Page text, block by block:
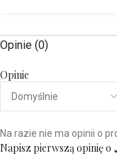
Opinie (0)
Opinie
Na razie nie ma opinii o
Napisz pierwszą opinię o